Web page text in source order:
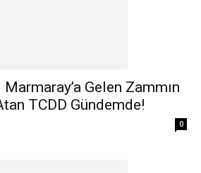
Gelen Zammın
TCDD Gündemde!
0